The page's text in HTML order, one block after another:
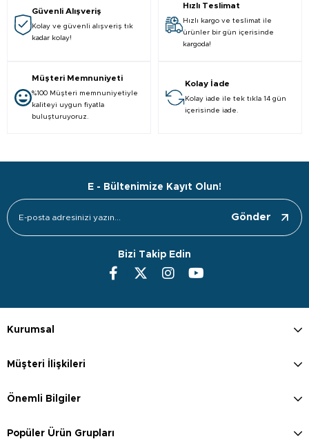
Güvenli Alışveriş
Kolay ve güvenli alışveriş tık
kadar kolay!
Hızlı Teslimat
Hızlı kargo ve teslimat ile
ürünler bir gün içerisinde
kargoda!
Müşteri Memnuniyeti
%100 Müşteri memnuniyetiyle
kaliteyi uygun fiyatla
buluşturuyoruz.
Kolay İade
Kolay iade ile tek tıkla 14 gün
içerisinde iade.
E - Bültenimize Kayıt Olun!
Gönder
Bizi Takip Edin
Kurumsal
Müşteri İlişkileri
Önemli Bilgiler
Popüler Ürün Grupları